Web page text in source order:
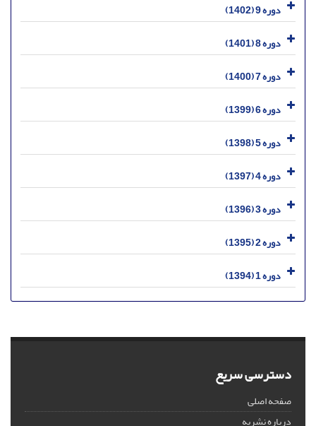
دوره 9 (1402)
دوره 8 (1401)
دوره 7 (1400)
دوره 6 (1399)
دوره 5 (1398)
دوره 4 (1397)
دوره 3 (1396)
دوره 2 (1395)
دوره 1 (1394)
دسترسی سریع
صفحه اصلی
درباره نشریه